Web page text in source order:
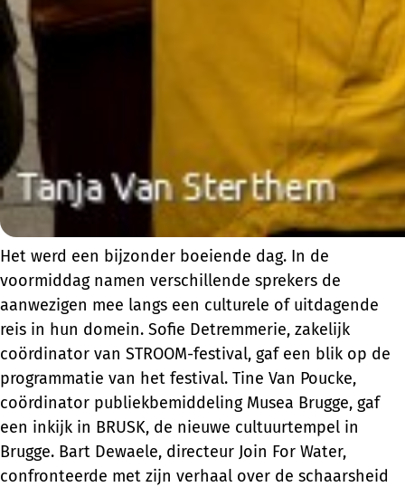
Het werd een bijzonder boeiende dag. In de
voormiddag namen verschillende sprekers de
aanwezigen mee langs een culturele of uitdagende
reis in hun domein. Sofie Detremmerie, zakelijk
coördinator van STROOM-festival, gaf een blik op de
programmatie van het festival. Tine Van Poucke,
coördinator publiekbemiddeling Musea Brugge, gaf
een inkijk in BRUSK, de nieuwe cultuurtempel in
Brugge. Bart Dewaele, directeur Join For Water,
confronteerde met zijn verhaal over de schaarsheid